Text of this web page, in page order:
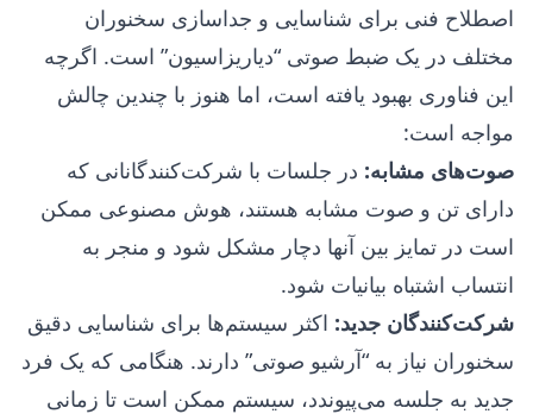
اصطلاح فنی برای شناسایی و جداسازی سخنوران
مختلف در یک ضبط صوتی “دیاریزاسیون” است. اگرچه
این فناوری بهبود یافته است، اما هنوز با چندین چالش
مواجه است:
صوت‌های مشابه: در جلسات با شرکت‌کنندگانانی که
دارای تن و صوت مشابه هستند، هوش مصنوعی ممکن
است در تمایز بین آنها دچار مشکل شود و منجر به
انتساب اشتباه بیانیات شود.
شرکت‌کنندگان جدید: اکثر سیستم‌ها برای شناسایی دقیق
سخنوران نیاز به “آرشیو صوتی” دارند. هنگامی که یک فرد
جدید به جلسه می‌پیوندد، سیستم ممکن است تا زمانی